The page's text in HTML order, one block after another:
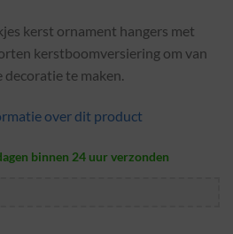
kerst ornament hangers met
kerstboomversiering om van
te maken.
over dit product
binnen 24 uur verzonden